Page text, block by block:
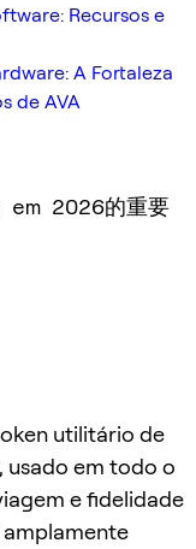
Recursos e
A Fortaleza
de AVA
2026的重要
utilitário de
usado em todo o
e fidelidade
amplamente